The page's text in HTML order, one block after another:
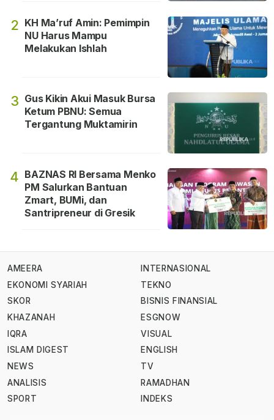
2 KH Ma’ruf Amin: Pemimpin
NU Harus Mampu
Melakukan Ishlah
3 Gus Kikin Akui Masuk Bursa
Ketum PBNU: Semua
Tergantung Muktamirin
4 BAZNAS RI Bersama Menko
PM Salurkan Bantuan
Zmart, BUMi, dan
Santripreneur di Gresik
AMEERA
EKONOMI SYARIAH
SKOR
KHAZANAH
IQRA
ISLAM DIGEST
NEWS
ANALISIS
SPORT
INTERNASIONAL
TEKNO
BISNIS FINANSIAL
ESGNOW
VISUAL
ENGLISH
TV
RAMADHAN
INDEKS